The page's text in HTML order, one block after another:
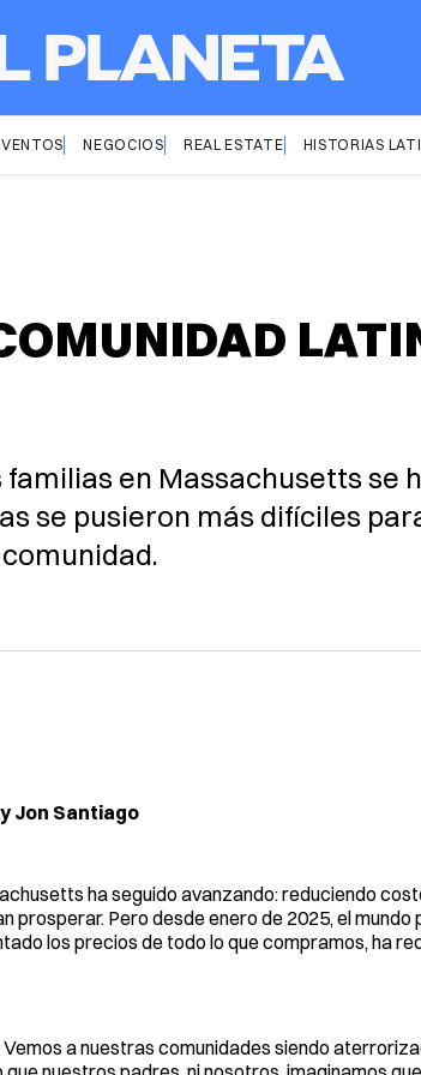
NEGOCIOS REAL ESTATE HISTORIAS
en Massachusetts se
se pusieron más difíciles
Jon Santiago
ha seguido avanzando: reduciendo
prosperar. Pero desde enero de 2025, el mundo
los precios de todo lo que compramos, ha
a nuestras comunidades siendo